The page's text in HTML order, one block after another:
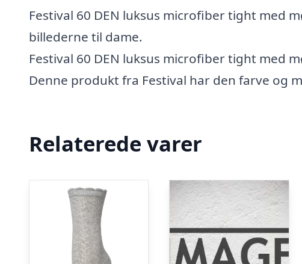
Festival 60 DEN luksus microfiber tight med
billederne til dame.
Festival 60 DEN luksus microfiber tight med
Denne produkt fra Festival har den farve og
Relaterede varer